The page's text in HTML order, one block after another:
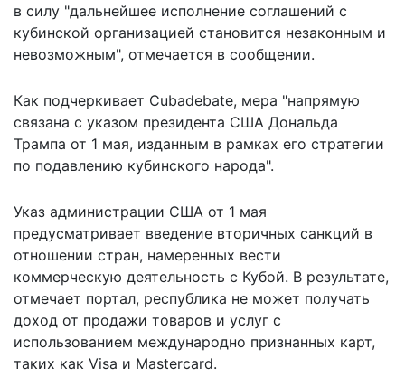
в силу "дальнейшее исполнение соглашений с
кубинской организацией становится незаконным и
невозможным", отмечается в сообщении.
Как подчеркивает Cubadebate, мера "напрямую
связана с указом президента США Дональда
Трампа от 1 мая, изданным в рамках его стратегии
по подавлению кубинского народа".
Указ администрации США от 1 мая
предусматривает введение вторичных санкций в
отношении стран, намеренных вести
коммерческую деятельность с Кубой. В результате,
отмечает портал, республика не может получать
доход от продажи товаров и услуг с
использованием международно признанных карт,
таких как Visa и Mastercard.